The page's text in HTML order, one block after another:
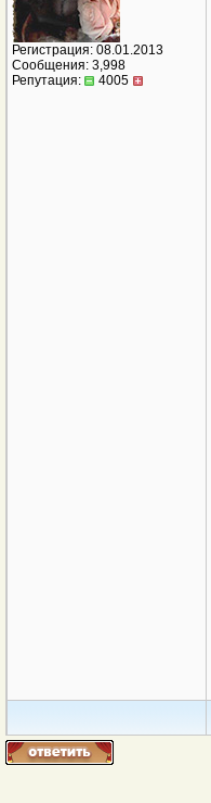
Регистрация: 08.01.2013
Сообщения: 3,998
Репутация:
4005